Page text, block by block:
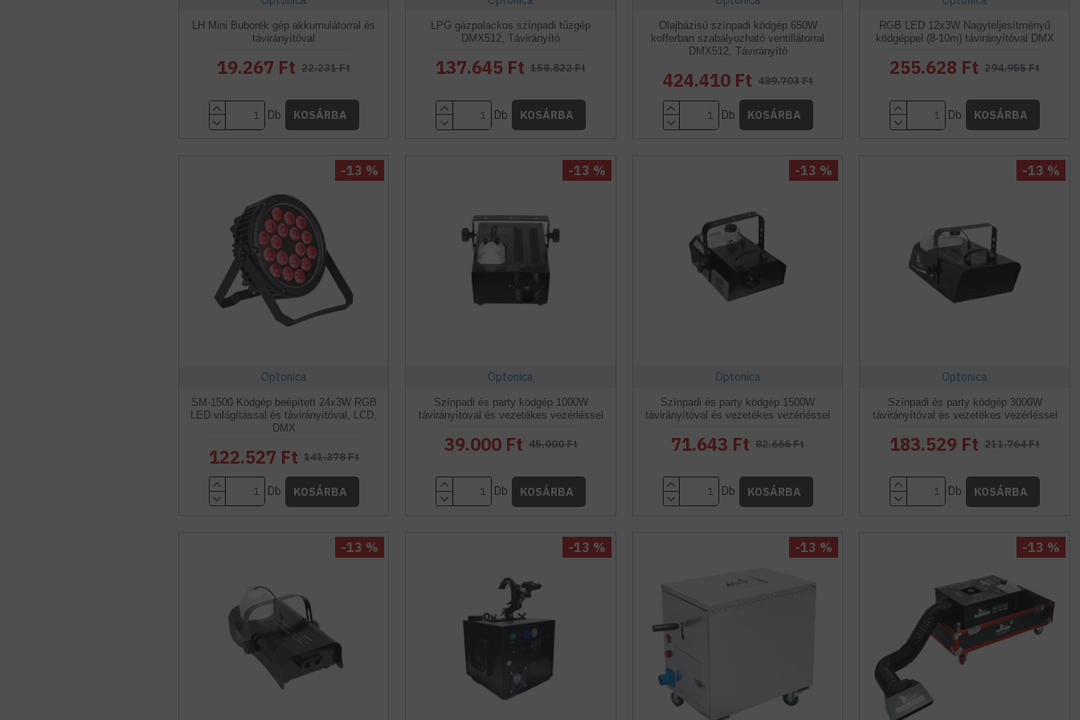
LH Mini Buborék gép akkumulátorral és
távirányítóval
19.267 Ft 22.231 Ft
Db KOSÁRBA
LPG gázpalackos színpadi tűzgép
DMX512, Távirányító
137.645 Ft 158.822 Ft
Db KOSÁRBA
Olajbázisú színpadi ködgép 650W
kofferban szabályozható ventillátorral
DMX512, Távirányító
424.410 Ft 489.703 Ft
Db KOSÁRBA
RGB LED 12x3W Nagyteljesítményű
ködgéppel (8-10m) távirányítóval DMX
255.628 Ft 294.955 Ft
Db KOSÁRBA
-13 %
Optonica
SM-1500 Ködgép beépített 24x3W RGB
LED világítással és távirányítóval, LCD,
DMX
122.527 Ft 141.378 Ft
Db KOSÁRBA
-13 %
Optonica
Színpadi és party ködgép 1000W
távirányítóval és vezetékes vezérléssel
39.000 Ft 45.000 Ft
Db KOSÁRBA
-13 %
Optonica
Színpadi és party ködgép 1500W
távirányítóval és vezetékes vezérléssel
71.643 Ft 82.666 Ft
Db KOSÁRBA
-13 %
Optonica
Színpadi és party ködgép 3000W
távirányítóval és vezetékes vezérléssel
183.529 Ft 211.764 Ft
Db KOSÁRBA
-13 % -13 % -13 % -13 %